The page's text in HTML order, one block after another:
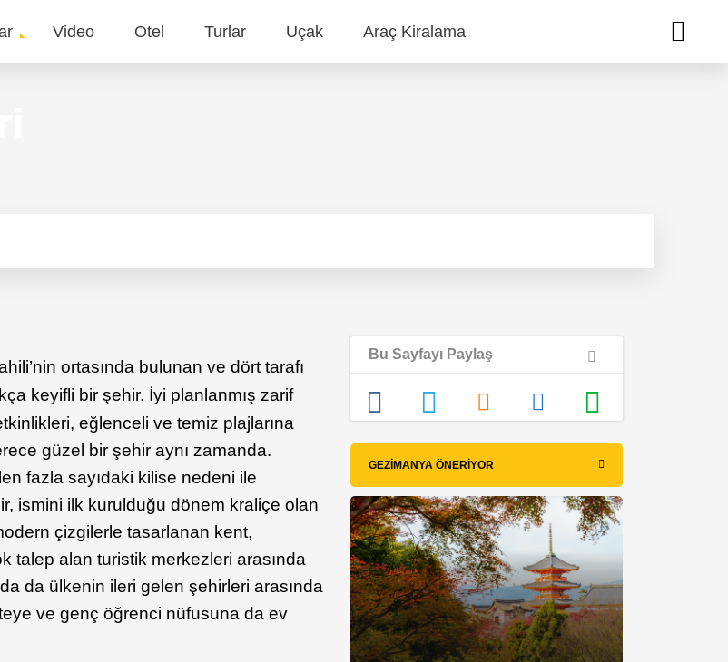
Video Otel Turlar Uçak Araç Kiralama
ortasında bulunan ve dört tarafı
keyifli bir şehir. İyi planlanmış zarif
eğlenceli ve temiz plajlarına
güzel bir şehir aynı zamanda.
fazla sayıdaki kilise nedeni ile
ismini ilk kurulduğu dönem kraliçe olan
çizgilerle tasarlanan kent,
talep alan turistik merkezleri arasında
da ülkenin ileri gelen şehirleri arasında
ve genç öğrenci nüfusuna da ev
Bu Sayfayı Paylaş
GEZIMANYA ÖNERIYOR